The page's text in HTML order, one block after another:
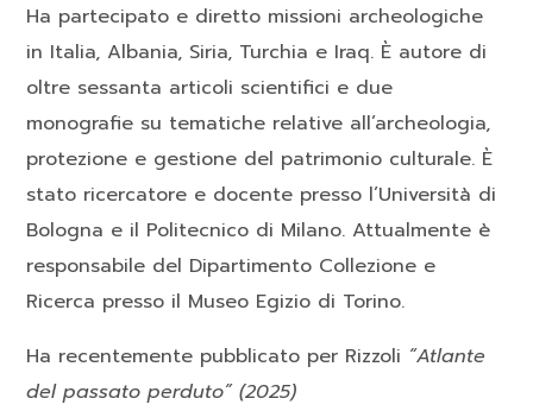
Ha partecipato e diretto missioni archeologiche
in Italia, Albania, Siria, Turchia e Iraq. È autore di
oltre sessanta articoli scientifici e due
monografie su tematiche relative all’archeologia,
protezione e gestione del patrimonio culturale. È
stato ricercatore e docente presso l’Università di
Bologna e il Politecnico di Milano. Attualmente è
responsabile del Dipartimento Collezione e
Ricerca presso il Museo Egizio di Torino.
Ha recentemente pubblicato per Rizzoli “Atlante
del passato perduto” (2025)